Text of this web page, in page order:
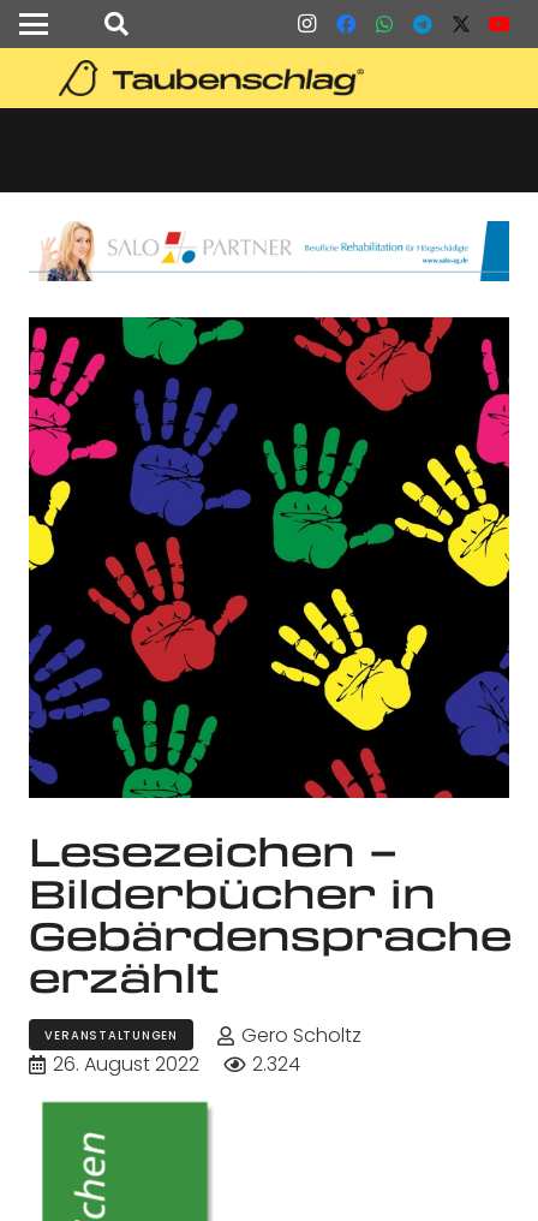
Lesezeichen –
Bilderbücher in
Gebärdensprache
erzählt
VERANSTALTUNGEN
Gero Scholtz
26. August 2022
2.324